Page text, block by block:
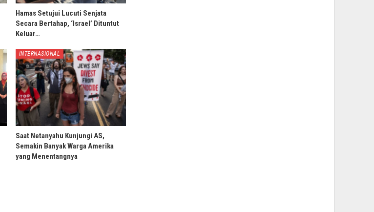
Hamas Setujui Lucuti Senjata
Secara Bertahap, ‘Israel’ Dituntut
Keluar…
INTERNASIONAL
Saat Netanyahu Kunjungi AS,
Semakin Banyak Warga Amerika
yang Menentangnya